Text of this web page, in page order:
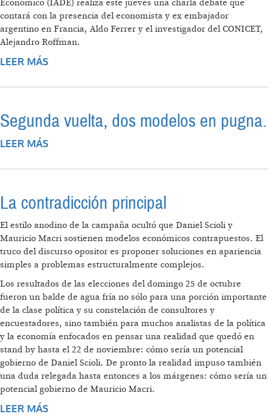
Económico (IADE) realiza este jueves una charla debate que
contará con la presencia del economista y ex embajador
argentino en Francia, Aldo Ferrer y el investigador del CONICET,
Alejandro Roffman.
LEER MÁS
DESEQUILIBRIOS ECONÓMICOS”
Segunda vuelta, dos modelos en pugna.
LEER MÁS
La contradicción principal
El estilo anodino de la campaña ocultó que Daniel Scioli y
Mauricio Macri sostienen modelos económicos contrapuestos. El
truco del discurso opositor es proponer soluciones en apariencia
simples a problemas estructuralmente complejos.
Los resultados de las elecciones del domingo 25 de octubre
fueron un balde de agua fría no sólo para una porción importante
de la clase política y su constelación de consultores y
encuestadores, sino también para muchos analistas de la política
y la economía enfocados en pensar una realidad que quedó en
stand by hasta el 22 de noviembre: cómo sería un potencial
gobierno de Daniel Scioli. De pronto la realidad impuso también
una duda relegada hasta entonces a los márgenes: cómo sería un
potencial gobierno de Mauricio Macri.
LEER MÁS